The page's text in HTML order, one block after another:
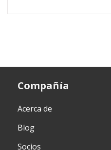
Compañía
Acerca de
Blog
Socios